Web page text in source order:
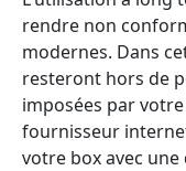
rendre non
modernes. Dans
resteront hors de
imposées par
fournisseur
votre box avec une